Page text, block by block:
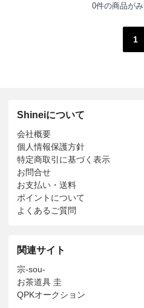
0件の商品が
1
Shineiについて
会社概要
個人情報保護方針
特定商取引に基づく表示
お問合せ
お支払い・送料
ポイントについて
よくあるご質問
関連サイト
宗-sou-
お茶道具 圭
QPKオークション